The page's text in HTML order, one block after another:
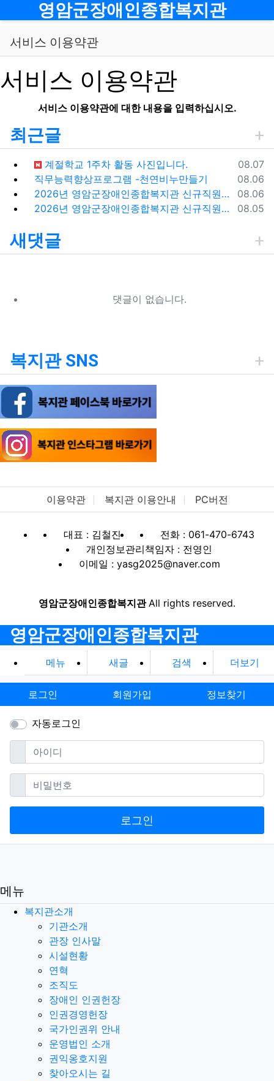
메뉴영암군장애인종합복지관
서비스 이용약관
서비스 이용약관
서비스 이용약관에 대한 내용을 입력하십시오.
최근글
등록일
08.07
계절학교 1주차 활동 사진입니다.
등록일
08.06
직무능력향상프로그램 -천연비누만들기
등록일
08.06
2026년 영암군장애인종합복지관 신규직원(팀원) 채용 재공고
등록일
08.05
2026년 영암군장애인종합복지관 신규직원(팀원) 채용 재공고 결과
새댓글
댓글이 없습니다.
복지관 SNS
이용약관 복지관 이용안내 PC버전
대표 : 김철진
전화 : 061-470-6743
개인정보관리책임자 : 전영인
이메일 : yasg2025@naver.com
영암군장애인종합복지관All rights reserved.
영암군장애인종합복지관
메뉴 새글 검색 더보기
로그인 회원가입 정보찾기
자동로그인
아이디필수
비밀번호필수
로그인
메뉴
복지관소개
기관소개
관장 인사말
시설현황
연혁
조직도
장애인 인권헌장
인권경영헌장
국가인권위 안내
운영법인 소개
권익옹호지원
찾아오시는 길